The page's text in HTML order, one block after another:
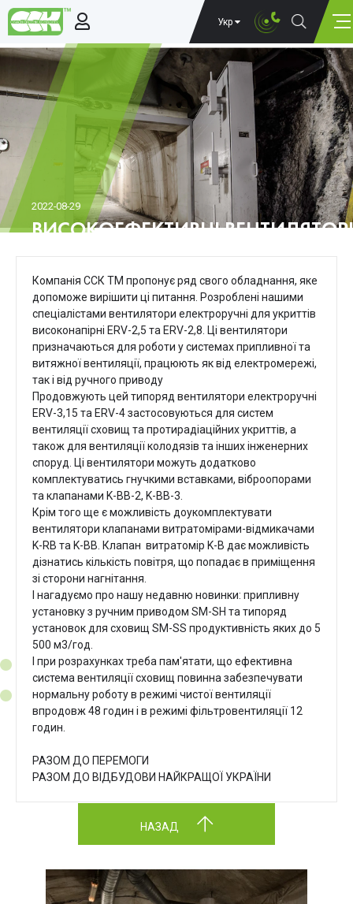
Укр
2022-08-29
ВИСОКОЕФЕКТИВНІ
Компанія ССК ТМ пропонує ряд свого обладнання, яке
допоможе вирішити ці питання. Розроблені нашими
спеціалістами вентилятори електроручні для укриттів
високонапірні ERV-2,5 та ERV-2,8. Ці вентилятори
призначаються для роботи у системах припливної та
витяжної вентиляції, працюють як від електромережі,
так і від ручного приводу
Продовжують цей типоряд вентилятори електроручні
ERV-3,15 та ERV-4 застосовуються для систем
вентиляції сховищ та протирадіаційних укриттів, а
також для вентиляції колодязів та інших інженерних
споруд. Ці вентилятори можуть додатково
комплектуватись гнучкими вставками, віброопорами
та клапанами K-BB-2, K-BB-3.
Крім того ще є можливість доукомплектувати
вентилятори клапанами витратомірами-відмикачами
K-RB та K-BB. Клапан витратомір K-B дає можливість
дізнатись кількість повітря, що попадає в приміщення
зі сторони нагнітання.
І нагадуємо про нашу недавню новинки: припливну
установку з ручним приводом SM-SH та типоряд
установок для сховищ SM-SS продуктивність яких до 5
500 м3/год.
І при розрахунках треба пам'ятати, що ефективна
система вентиляції сховищ повинна забезпечувати
нормальну роботу в режимі чистої вентиляції
впродовж 48 годин і в режимі фільтровентиляції 12
годин.
РАЗОМ ДО ПЕРЕМОГИ
РАЗОМ ДО ВІДБУДОВИ НАЙКРАЩОЇ УКРАЇНИ
НАЗАД